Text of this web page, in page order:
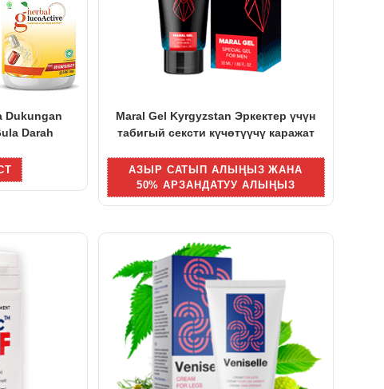
Dukungan
Darah
Maral Gel Kyrgyzstan Эркектер үчүн
табигый сексти күчөтүүчү каражат
АЗЫР САТЫП АЛЫҢЫЗ ЖАНА
50% АРЗАНДАТУУ АЛЫҢЫЗ